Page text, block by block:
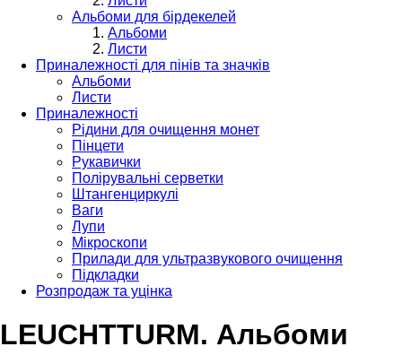
Альбоми для бірдекелей
Альбоми
Листи
Приналежності для пінів та значків
Альбоми
Листи
Приналежності
Рідини для очищення монет
Пінцети
Рукавички
Полірувальні серветки
Штангенциркулі
Ваги
Лупи
Мікроскопи
Прилади для ультразвукового очищення
Підкладки
Розпродаж та уцінка
LEUCHTTURM. Альбоми